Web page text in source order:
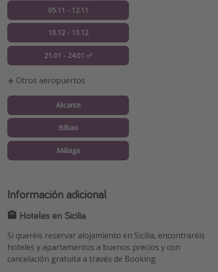
05.11 - 12.11
10.12 - 13.12
21.01 - 24.01 ✅
✈️ Otros aeropuertos
Alicante
Bilbao
Málaga
Información adicional
🏨 Hoteles en Sicilia
Si queréis reservar alojamiento en Sicilia, encontraréis
hoteles y apartamentos a buenos precios y con
cancelación gratuita a través de Booking.